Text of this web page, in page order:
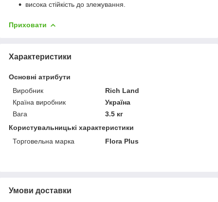
висока стійкість до злежування.
Приховати
Характеристики
Основні атрибути
Виробник
Rich Land
Країна виробник
Україна
Вага
3.5 кг
Користувальницькі характеристики
Торговельна марка
Flora Plus
Умови доставки